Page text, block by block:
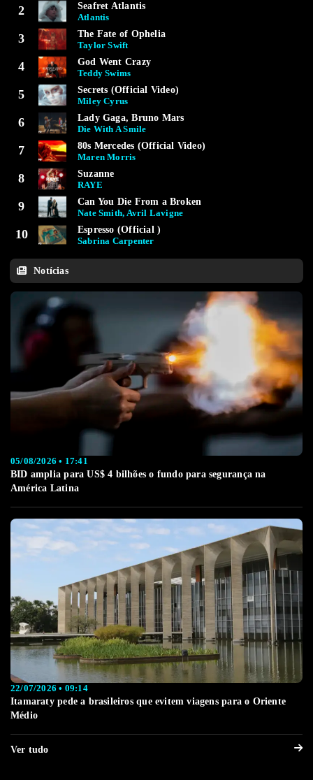
2 Seafret Atlantis
Atlantis
3 The Fate of Ophelia
Taylor Swift
4 God Went Crazy
Teddy Swims
5 Secrets (Official Video)
Miley Cyrus
6 Lady Gaga, Bruno Mars
Die With A Smile
7 80s Mercedes (Official Video)
Maren Morris
8 Suzanne
RAYE
9 Can You Die From a Broken
Nate Smith, Avril Lavigne
10 Espresso (Official )
Sabrina Carpenter
Notícias
05/08/2026 • 17:41
BID amplia para US$ 4 bilhões o fundo para segurança na
América Latina
22/07/2026 • 09:14
Itamaraty pede a brasileiros que evitem viagens para o Oriente
Médio
Ver tudo